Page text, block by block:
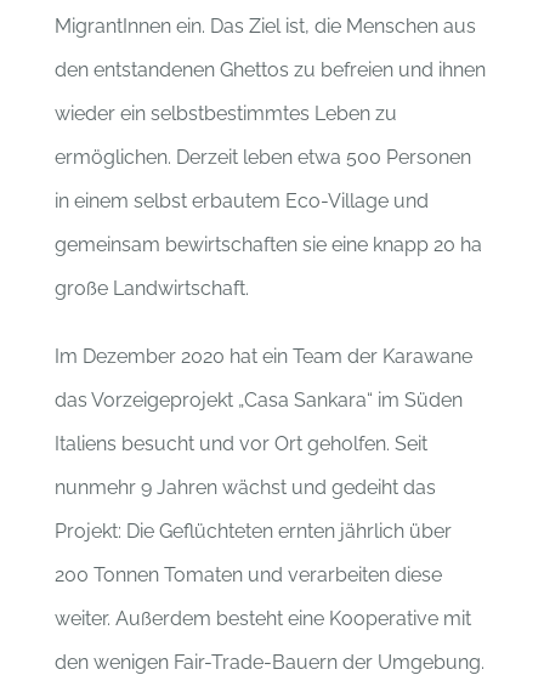
MigrantInnen ein. Das Ziel ist, die Menschen aus
den entstandenen Ghettos zu befreien und ihnen
wieder ein selbstbestimmtes Leben zu
ermöglichen. Derzeit leben etwa 500 Personen
in einem selbst erbautem Eco-Village und
gemeinsam bewirtschaften sie eine knapp 20 ha
große Landwirtschaft.
Im Dezember 2020 hat ein Team der Karawane
das Vorzeigeprojekt „Casa Sankara“ im Süden
Italiens besucht und vor Ort geholfen. Seit
nunmehr 9 Jahren wächst und gedeiht das
Projekt: Die Geflüchteten ernten jährlich über
200 Tonnen Tomaten und verarbeiten diese
weiter. Außerdem besteht eine Kooperative mit
den wenigen Fair-Trade-Bauern der Umgebung.